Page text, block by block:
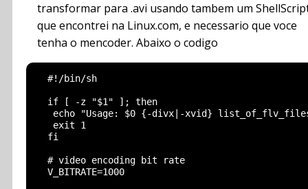
transformar para .avi usando tambem um
que encontrei na Linux.com, e necessario que voce
tenha o mencoder. Abaixo o codigo
  #!/bin/sh
  if [ -z "$1" ]; then
echo "Usage: $0 {-divx|-xvid}
   exit 1
  fi
  # video encoding bit rate
  V_BITRATE=1000